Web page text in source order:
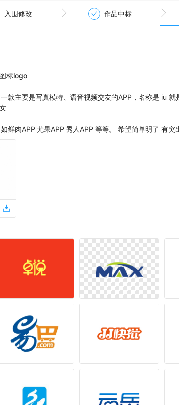
入围修改 作品中标
标logo
款主要是写真模特、语音视频交友的APP，名称是 iu 就
鲜肉APP 尤果APP 秀人APP 等等。 希望简单明了 有突